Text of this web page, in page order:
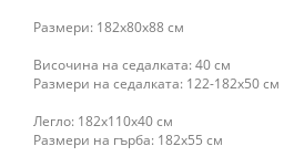
Размери: 182х80х88 см
Височина на седалката: 40 см
Размери на седалката: 122-182x50 см
Легло: 182х110х40 см
Размери на гърба: 182х55 см